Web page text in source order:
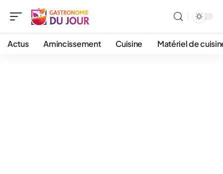
Actus Amincissement Cuisine Matériel de